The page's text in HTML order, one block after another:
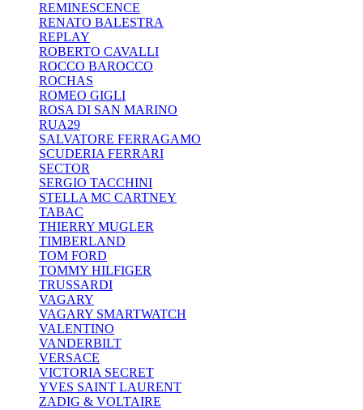
REMINESCENCE
RENATO BALESTRA
REPLAY
ROBERTO CAVALLI
ROCCO BAROCCO
ROCHAS
ROMEO GIGLI
ROSA DI SAN MARINO
RUA29
SALVATORE FERRAGAMO
SCUDERIA FERRARI
SECTOR
SERGIO TACCHINI
STELLA MC CARTNEY
TABAC
THIERRY MUGLER
TIMBERLAND
TOM FORD
TOMMY HILFIGER
TRUSSARDI
VAGARY
VAGARY SMARTWATCH
VALENTINO
VANDERBILT
VERSACE
VICTORIA SECRET
YVES SAINT LAURENT
ZADIG & VOLTAIRE